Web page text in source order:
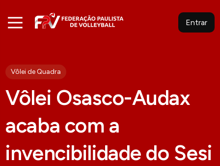
Entrar
Vôlei de Quadra
Vôlei Osasco-Audax
acaba com a
invencibilidade do Sesi